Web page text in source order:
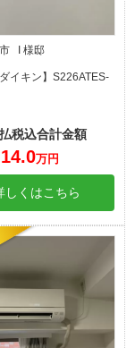
I 様邸
イキン】S226ATES-
税込合計金額
14.0万円
くはこちら